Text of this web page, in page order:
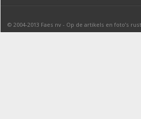
© 2004-2013 Faes nv - Op de artikels en foto’s